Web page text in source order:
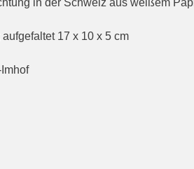
in der Schweiz aus weißem
17 x 10 x 5 cm